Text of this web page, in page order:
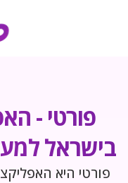
פורטי -
בישראל
פורטי היא